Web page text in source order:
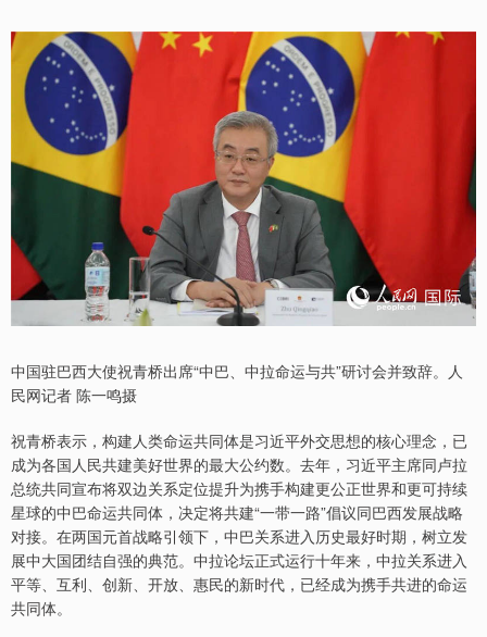
中国驻巴西大使祝青桥出席“中巴、中拉命运与共”研讨会并致辞。人
民网记者 陈一鸣摄
祝青桥表示，构建人类命运共同体是习近平外交思想的核心理念，已
成为各国人民共建美好世界的最大公约数。去年，习近平主席同卢拉
总统共同宣布将双边关系定位提升为携手构建更公正世界和更可持续
星球的中巴命运共同体，决定将共建“一带一路”倡议同巴西发展战略
对接。在两国元首战略引领下，中巴关系进入历史最好时期，树立发
展中大国团结自强的典范。中拉论坛正式运行十年来，中拉关系进入
平等、互利、创新、开放、惠民的新时代，已经成为携手共进的命运
共同体。